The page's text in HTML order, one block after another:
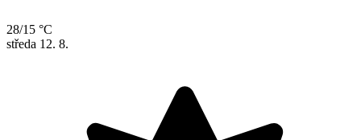
28/15 °C
středa 12. 8.